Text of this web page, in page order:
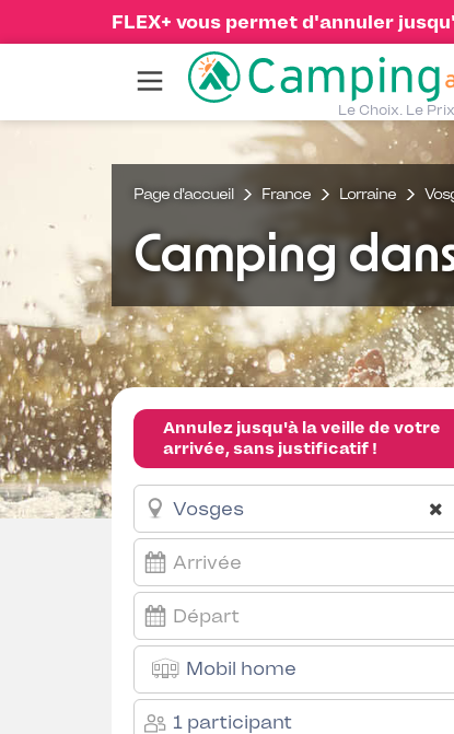
FLEX+ vous permet d'annuler
Le Choix. Le
Page d'accueil France Lorraine
Camping
Annulez jusqu'à la veille de votre
arrivée, sans justificatif !
Mobil home
1 participant